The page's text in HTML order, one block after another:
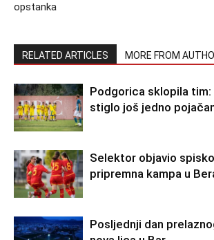
opstanka
RELATED ARTICLES MORE FROM
Podgorica sklopila tim:
stiglo još jedno
Selektor objavio
pripremna kampa u
Posljednji dan